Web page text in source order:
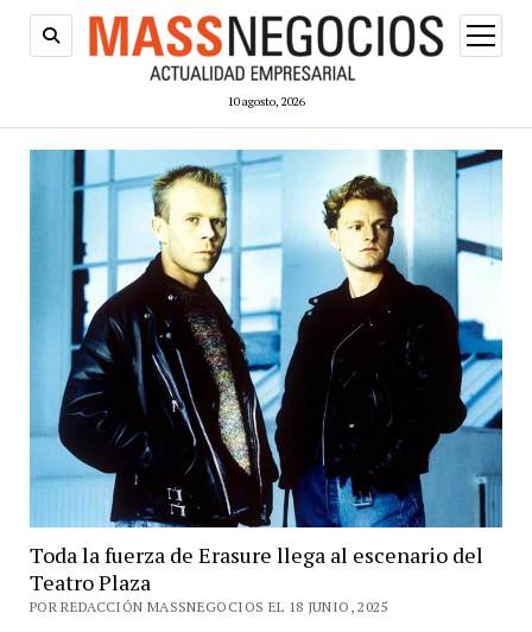
10 agosto, 2026
abrir
menú
Toda la fuerza de Erasure llega al escenario del
Teatro Plaza
POR REDACCIÓN MASSNEGOCIOS EL 18 JUNIO, 2025